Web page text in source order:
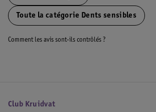
Toute la catégorie Dents sensibles
Comment les avis sont-ils contrôlés ?
Club Kruidvat